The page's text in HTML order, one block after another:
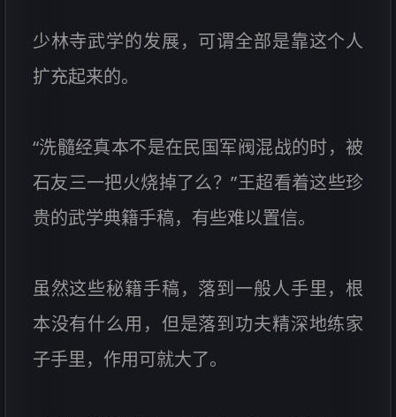
少林寺武学的发展，可谓全部是靠这个人
扩充起来的。
“洗髓经真本不是在民国军阀混战的时，被
石友三一把火烧掉了么？”王超看着这些珍
贵的武学典籍手稿，有些难以置信。
虽然这些秘籍手稿，落到一般人手里，根
本没有什么用，但是落到功夫精深地练家
子手里，作用可就大了。